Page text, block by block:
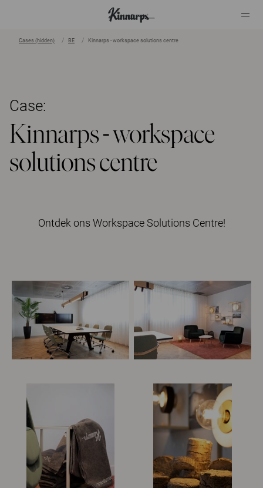
Cases (hidden) BE Kinnarps - workspace solutions centre
Case:
Kinnarps - workspace
solutions centre
Ontdek ons Workspace Solutions Centre!